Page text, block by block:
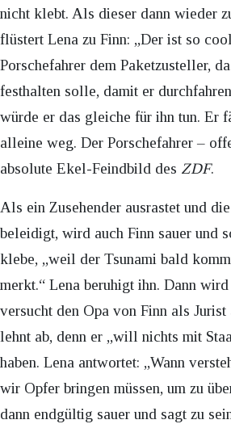
nicht klebt. Als dieser dann wieder
flüstert Lena zu Finn: „Der ist so
Porschefahrer dem Paketzusteller,
festhalten solle, damit er
würde er das gleiche für ihn tun. Er
alleine weg. Der Porschefahrer –
absolute Ekel-Feindbild des ZDF.
Als ein Zusehender ausrastet und
beleidigt, wird auch Finn sauer und
klebe, „weil der Tsunami bald
merkt.“ Lena beruhigt ihn. Dann
versucht den Opa von Finn als Jurist
lehnt ab, denn er „will nichts mit
haben. Lena antwortet: „Wann
wir Opfer bringen müssen, um zu
dann endgültig sauer und sagt zu